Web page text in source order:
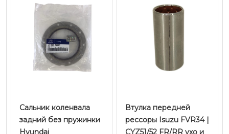
Сальник коленвала
задний без пружинки
Hyundai
Втулка передней
рессоры Isuzu FVR34 |
CYZ51/52 FR/RR ухо и